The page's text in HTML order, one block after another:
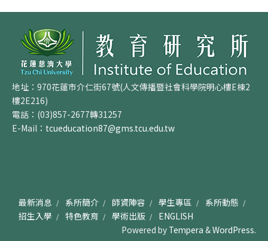
地址：970花蓮市介仁街67號(人文傳播暨社會科學院明心樓E棟2
樓2E216)
電話：(03)857-2677轉31257
E-Mail： tcueducation87@gms.tcu.edu.tw
最新消息 系所簡介 師資陣容 學生專區
系所動態
招生入學
特色教育 學術出版
ENGLISH
Powered by Tempera &WordPress.